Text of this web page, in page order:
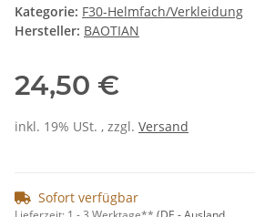
Kategorie: F30-Helmfach/Verkleidung
Hersteller: BAOTIAN
24,50 €
inkl. 19% USt. , zzgl. Versand
Sofort verfügbar